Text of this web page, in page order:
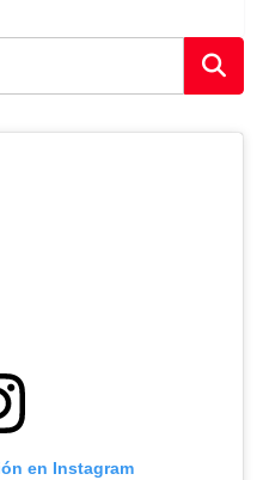
en Instagram